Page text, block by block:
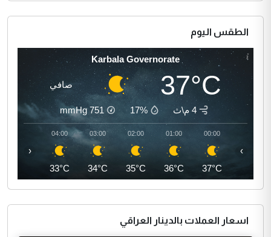
الطقس اليوم
Karbala Governorate
37°C صافي
4 م\ث 17%
751
mmHg
00:00
37°C
01:00
36°C
02:00
35°C
03:00
34°C
04:00
33°C
‹ ›
اسعار العملات بالدينار العراقي